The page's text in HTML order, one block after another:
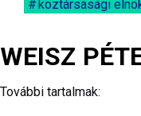
köztársasági
WEISZ
További tartalmak: